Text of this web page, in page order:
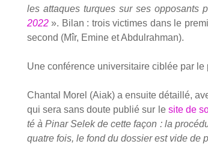
les attaques turques sur ses oppo­sants
2022». Bilan : trois vic­times dans le
second (Mîr, Emine et Abdul­rah­man).
Une confé­rence uni­ver­si­taire ciblée par le
Chan­tal Morel (Aiak) a ensuite détaillé,
qui sera sans doute publié sur le site de
té à Pinar Selek de cette façon : la
quatre fois, le fond du dos­sier est vide de